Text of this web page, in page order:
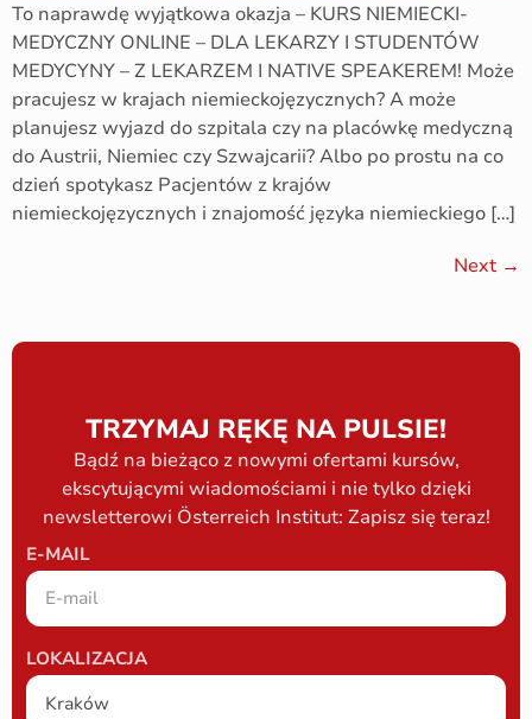
To naprawdę wyjątkowa okazja – KURS NIEMIECKI-
MEDYCZNY ONLINE – DLA LEKARZY I STUDENTÓW
MEDYCYNY – Z LEKARZEM I NATIVE SPEAKEREM! Może
pracujesz w krajach niemieckojęzycznych? A może
planujesz wyjazd do szpitala czy na placówkę medyczną
do Austrii, Niemiec czy Szwajcarii? Albo po prostu na co
dzień spotykasz Pacjentów z krajów
niemieckojęzycznych i znajomość języka niemieckiego […]
Next →
TRZYMAJ RĘKĘ NA PULSIE!
Bądź na bieżąco z nowymi ofertami kursów,
ekscytującymi wiadomościami i nie tylko dzięki
newsletterowi Österreich Institut: Zapisz się teraz!
E-MAIL
LOKALIZACJA